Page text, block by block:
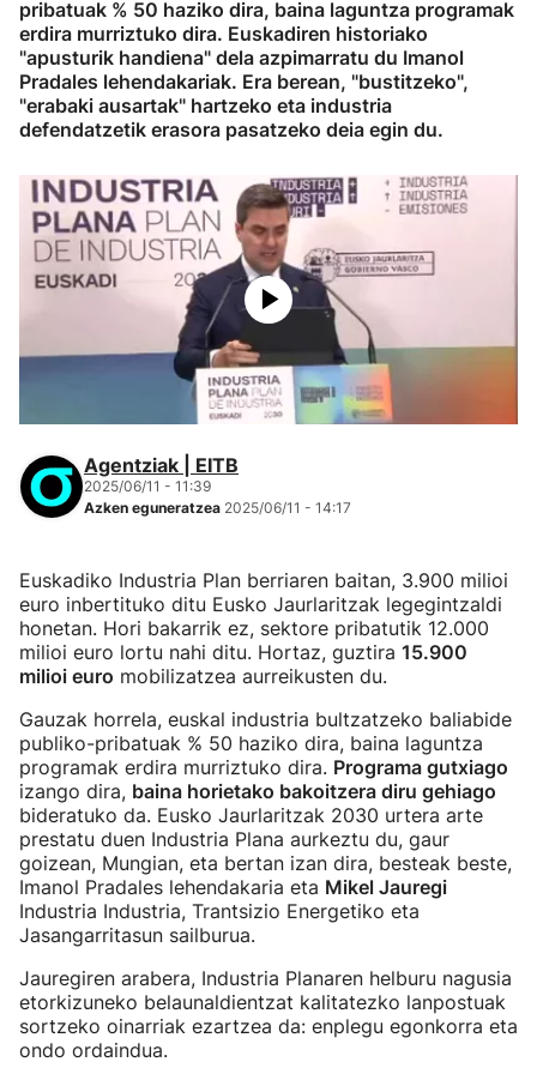
pribatuak % 50 haziko dira, baina laguntza programak
erdira murriztuko dira. Euskadiren historiako
"apusturik handiena" dela azpimarratu du Imanol
Pradales lehendakariak. Era berean, "bustitzeko",
"erabaki ausartak" hartzeko eta industria
defendatzetik erasora pasatzeko deia egin du.
Agentziak | EITB
2025/06/11 - 11:39
Azken eguneratzea 2025/06/11 - 14:17
Euskadiko Industria Plan berriaren baitan, 3.900 milioi
euro inbertituko ditu Eusko Jaurlaritzak legegintzaldi
honetan. Hori bakarrik ez, sektore pribatutik 12.000
milioi euro lortu nahi ditu. Hortaz, guztira 15.900
milioi euro mobilizatzea aurreikusten du.
Gauzak horrela, euskal industria bultzatzeko baliabide
publiko-pribatuak % 50 haziko dira, baina laguntza
programak erdira murriztuko dira. Programa gutxiago
izango dira, baina horietako bakoitzera diru gehiago
bideratuko da. Eusko Jaurlaritzak 2030 urtera arte
prestatu duen Industria Plana aurkeztu du, gaur
goizean, Mungian, eta bertan izan dira, besteak beste,
Imanol Pradales lehendakaria eta Mikel Jauregi
Industria Industria, Trantsizio Energetiko eta
Jasangarritasun sailburua.
Jauregiren arabera, Industria Planaren helburu nagusia
etorkizuneko belaunaldientzat kalitatezko lanpostuak
sortzeko oinarriak ezartzea da: enplegu egonkorra eta
ondo ordaindua.